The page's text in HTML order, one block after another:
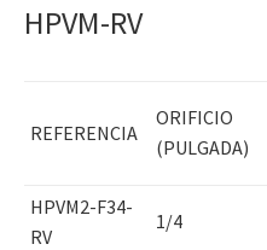
HPVM-RV
REFERENCIA
ORIFICIO
(PULGADA)
HPVM2-F34-
RV
1/4